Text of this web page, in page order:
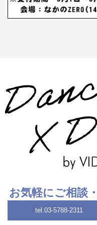
お気軽にご相談・
tel. 03-5788-2311